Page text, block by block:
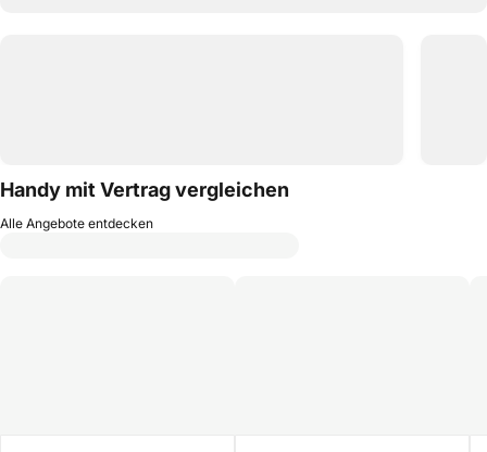
Handy mit Vertrag vergleichen
Alle Angebote entdecken